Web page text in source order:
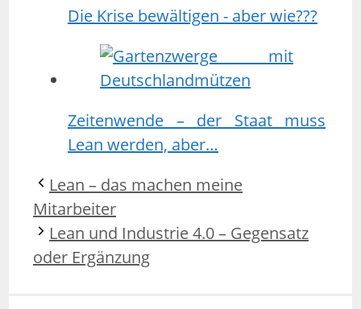
Die Krise bewältigen - aber wie???
Zeitenwende – der Staat muss
Lean werden, aber…
Lean – das machen meine
Mitarbeiter
Lean und Industrie 4.0 – Gegensatz
oder Ergänzung